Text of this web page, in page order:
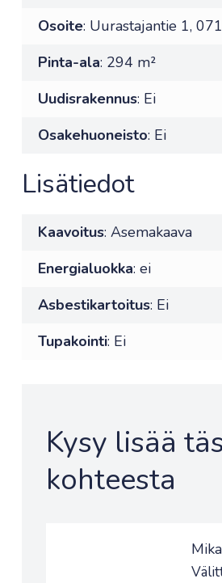
Osoite: Uurastajantie 1,
Pinta-ala: 294 m²
Uudisrakennus: Ei
Osakehuoneisto: Ei
Lisätiedot
Kaavoitus: Asemakaava
Energialuokka: ei
Asbestikartoitus: Ei
Tupakointi: Ei
Kysy lisää
kohteesta